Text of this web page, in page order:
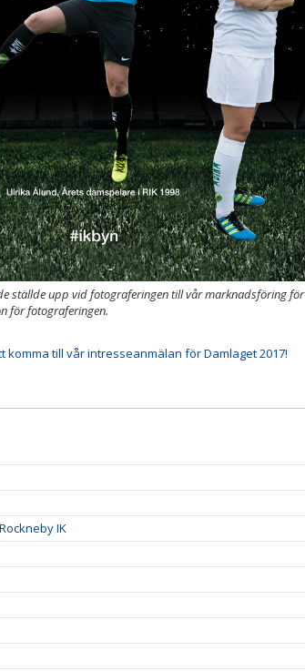
ställde upp vid fotograferingen till vår marknadsföring för
för fotograferingen.
komma till vår intresseanmälan för Damlaget 2017!
IK